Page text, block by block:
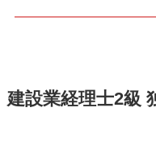
建設業経理士2級